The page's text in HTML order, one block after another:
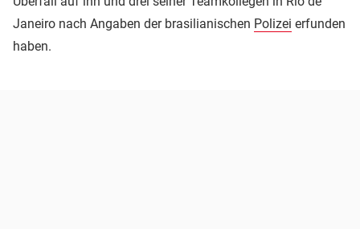
Janeiro nach Angaben der brasilianischen Polizei erfunden
haben.